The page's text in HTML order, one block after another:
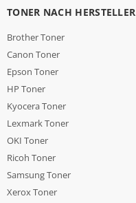
TONER NACH HERSTELLER
Brother Toner
Canon Toner
Epson Toner
HP Toner
Kyocera Toner
Lexmark Toner
OKI Toner
Ricoh Toner
Samsung Toner
Xerox Toner